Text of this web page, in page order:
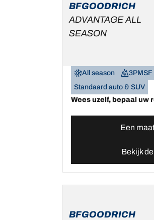
BFGOODRICH
ADVANTAGE ALL
SEASON
All season 3PMSF
Standaard auto & SUV
Wees uzelf, bepaal uw
Een
Bekijk
BFGOODRICH